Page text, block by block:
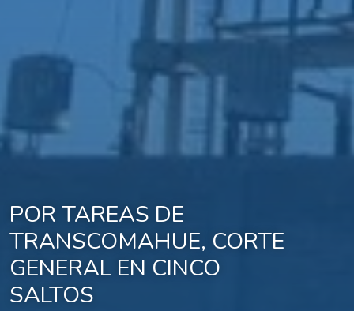
POR TAREAS DE
TRANSCOMAHUE, CORTE
GENERAL EN CINCO
SALTOS